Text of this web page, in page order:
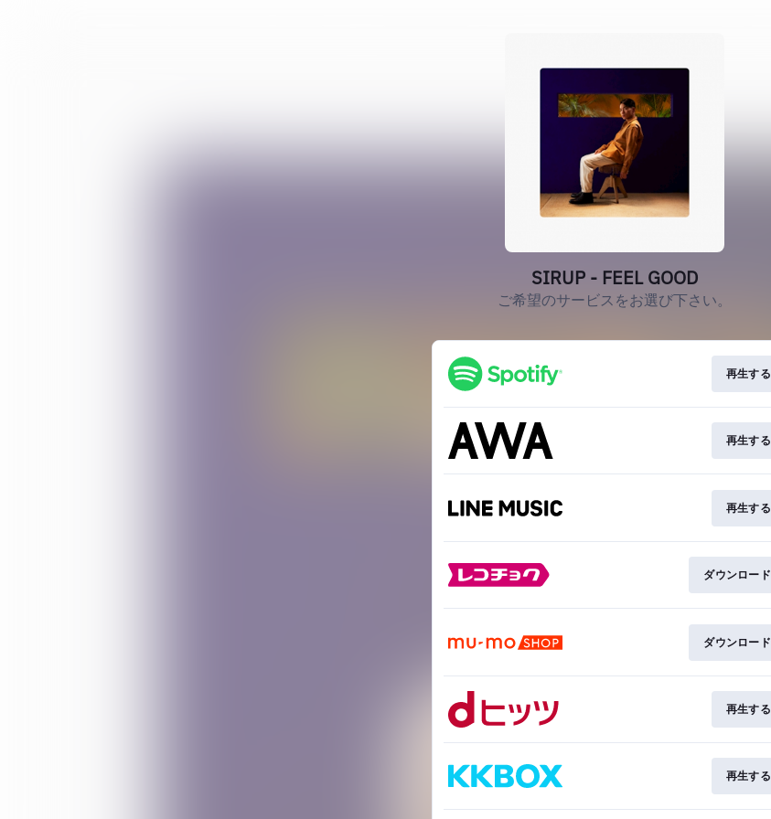
SIRUP - FEEL GOOD
ご希望のサービスをお選び下さい。
再生する
再生する
再生する
ダウンロード
ダウンロード
再生する
再生する